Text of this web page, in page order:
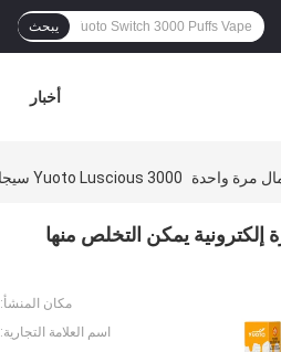
يبحث
أخبار
Yuoto Luscious 3000 سيجارة إلكترونية يمكن التخلص منها
مكان المنشأ:
اسم العلامة التجارية: